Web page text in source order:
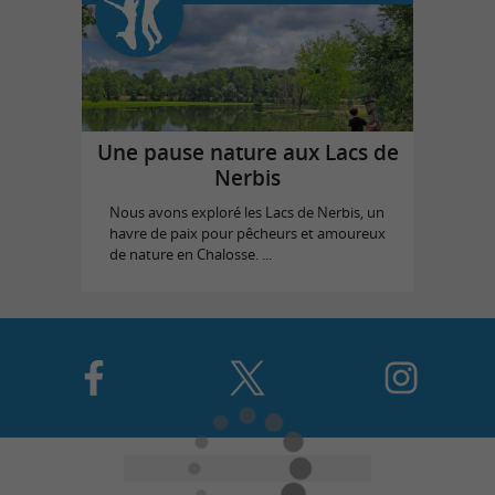
Une pause nature aux Lacs de
Nerbis
Nous avons exploré les Lacs de Nerbis, un
havre de paix pour pêcheurs et amoureux
de nature en Chalosse. ...